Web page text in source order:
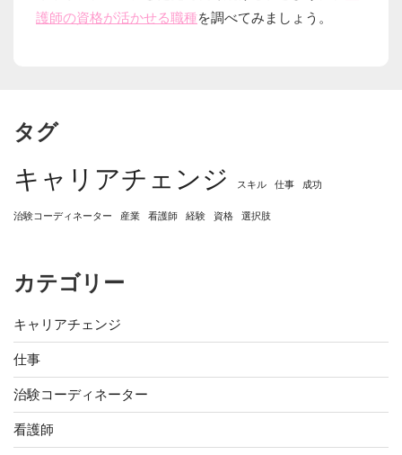
護師の資格が活かせる職種を調べてみましょう。
タグ
キャリアチェンジ スキル 仕事 成功
治験コーディネーター 産業 看護師 経験 資格 選択肢
カテゴリー
キャリアチェンジ
仕事
治験コーディネーター
看護師